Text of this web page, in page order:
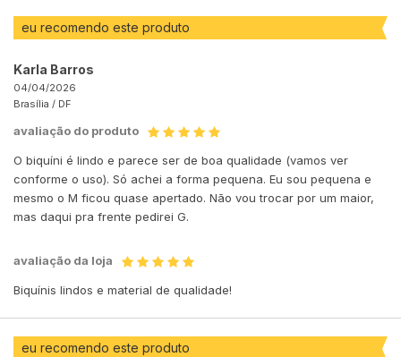
eu recomendo este produto
Karla Barros
04/04/2026
Brasília / DF
avaliação do produto
O biquíni é lindo e parece ser de boa qualidade (vamos ver
conforme o uso). Só achei a forma pequena. Eu sou pequena e
mesmo o M ficou quase apertado. Não vou trocar por um maior,
mas daqui pra frente pedirei G.
avaliação da loja
Biquínis lindos e material de qualidade!
eu recomendo este produto